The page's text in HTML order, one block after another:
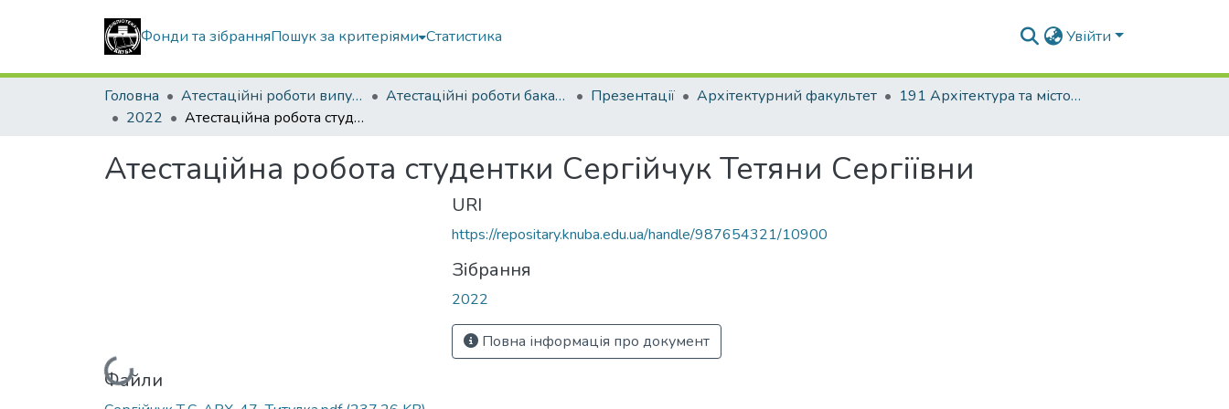
Фонди та зібранняПошук за критеріями Статистика Увійти
Головна Атестаційні роботи випускників Атестаційні роботи бакалаврів Презентації Архітектурний факультет
191 Архітектура та містобудування
2022
Атестаційна робота студентки Сергійчук Тетяни Сергіївни
Атестаційна робота студентки Сергійчук Тетяни Сергіївни
Вантажиться...
Файли
URI
https://repositary.knuba.edu.ua/handle/987654321/10900
Зібрання
2022
Повна інформація про документ